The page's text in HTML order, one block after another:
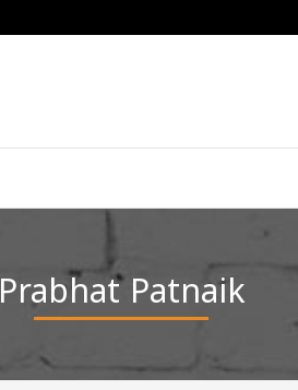
Prabhat Patnaik